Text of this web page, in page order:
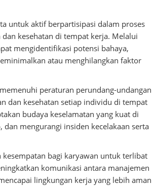
untuk aktif berpartisipasi dalam proses
kesehatan di tempat kerja. Melalui
mengidentifikasi potensi bahaya,
atau menghilangkan faktor
peraturan perundang-undangan
dan kesehatan setiap individu di tempat
budaya keselamatan yang kuat di
mengurangi insiden kecelakaan serta
bagi karyawan untuk terlibat
komunikasi antara manajemen
lingkungan kerja yang lebih aman